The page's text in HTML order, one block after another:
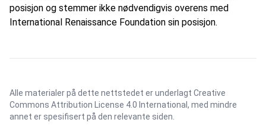
posisjon og stemmer ikke nødvendigvis overens med
International Renaissance Foundation sin posisjon.
Alle materialer på dette nettstedet er underlagt Creative
Commons Attribution License 4.0 International , med mindre
annet er spesifisert på den relevante siden.